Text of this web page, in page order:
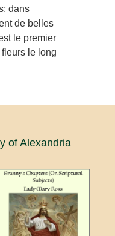
dans
de belles
le premier
le long
of Alexandria